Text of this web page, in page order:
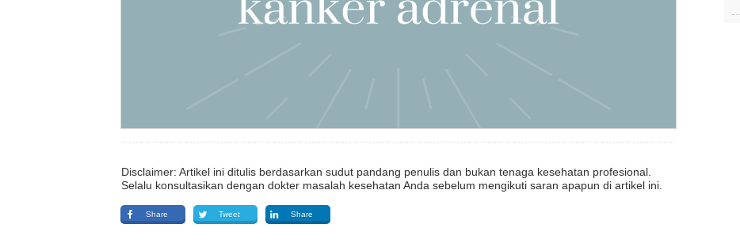
Disclaimer: Artikel ini ditulis berdasarkan sudut pandang penulis dan bukan tenaga kesehatan profesional.
Selalu konsultasikan dengan dokter masalah kesehatan Anda sebelum mengikuti saran apapun di artikel ini.
Share Tweet Share